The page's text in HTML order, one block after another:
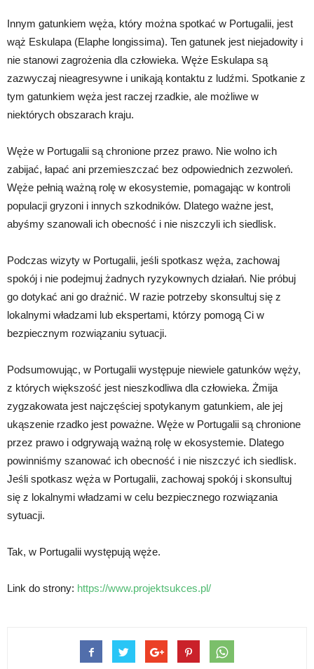
Innym gatunkiem węża, który można spotkać w Portugalii, jest
wąż Eskulapa (Elaphe longissima). Ten gatunek jest niejadowity i
nie stanowi zagrożenia dla człowieka. Węże Eskulapa są
zazwyczaj nieagresywne i unikają kontaktu z ludźmi. Spotkanie z
tym gatunkiem węża jest raczej rzadkie, ale możliwe w
niektórych obszarach kraju.
Węże w Portugalii są chronione przez prawo. Nie wolno ich
zabijać, łapać ani przemieszczać bez odpowiednich zezwoleń.
Węże pełnią ważną rolę w ekosystemie, pomagając w kontroli
populacji gryzoni i innych szkodników. Dlatego ważne jest,
abyśmy szanowali ich obecność i nie niszczyli ich siedlisk.
Podczas wizyty w Portugalii, jeśli spotkasz węża, zachowaj
spokój i nie podejmuj żadnych ryzykownych działań. Nie próbuj
go dotykać ani go drażnić. W razie potrzeby skonsultuj się z
lokalnymi władzami lub ekspertami, którzy pomogą Ci w
bezpiecznym rozwiązaniu sytuacji.
Podsumowując, w Portugalii występuje niewiele gatunków węży,
z których większość jest nieszkodliwa dla człowieka. Żmija
zygzakowata jest najczęściej spotykanym gatunkiem, ale jej
ukąszenie rzadko jest poważne. Węże w Portugalii są chronione
przez prawo i odgrywają ważną rolę w ekosystemie. Dlatego
powinniśmy szanować ich obecność i nie niszczyć ich siedlisk.
Jeśli spotkasz węża w Portugalii, zachowaj spokój i skonsultuj
się z lokalnymi władzami w celu bezpiecznego rozwiązania
sytuacji.
Tak, w Portugalii występują węże.
Link do strony: https://www.projektsukces.pl/